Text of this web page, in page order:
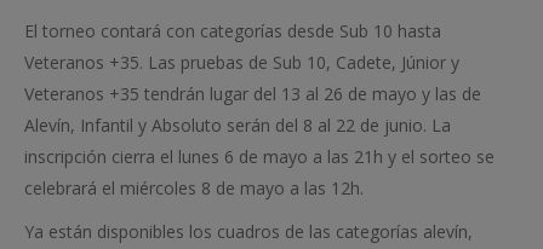
El torneo contará con categorías desde Sub 10 hasta
Veteranos +35. Las pruebas de Sub 10, Cadete, Júnior y
Veteranos +35 tendrán lugar del 13 al 26 de mayo y las de
Alevín, Infantil y Absoluto serán del 8 al 22 de junio. La
inscripción cierra el lunes 6 de mayo a las 21h y el sorteo se
celebrará el miércoles 8 de mayo a las 12h.
Ya están disponibles los cuadros de las categorías alevín,